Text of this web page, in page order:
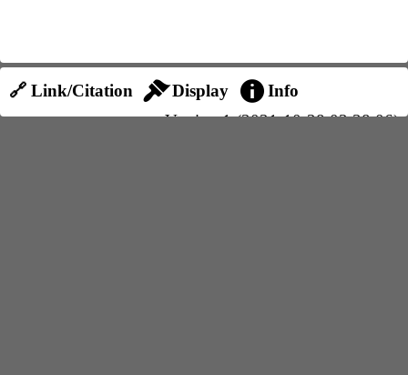
🔗 Link/Citation Display
Info
Version 1 (2021-10-28 03:38:06)